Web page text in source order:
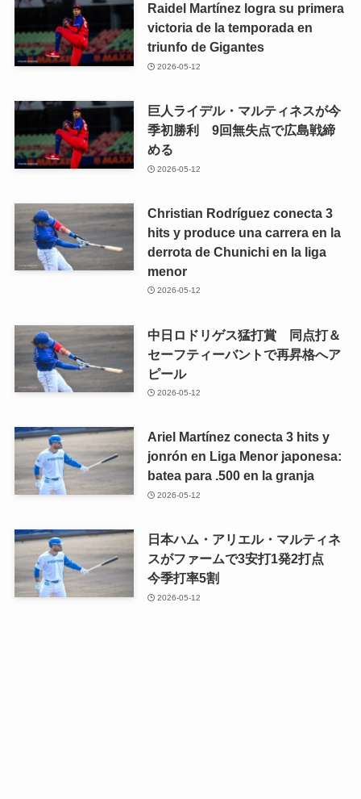
Raidel Martínez logra su primera
victoria de la temporada en
triunfo de Gigantes
2026-05-12
巨人ライデル・マルティネスが今
季初勝利 9回無失点で広島戦締
める
2026-05-12
Christian Rodríguez conecta 3
hits y produce una carrera en la
derrota de Chunichi en la liga
menor
2026-05-12
中日ロドリゲス猛打賞 同点打＆
セーフティーバントで再昇格へア
ピール
2026-05-12
Ariel Martínez conecta 3 hits y
jonrón en Liga Menor japonesa:
batea para .500 en la granja
2026-05-12
日本ハム・アリエル・マルティネ
スがファームで3安打1発2打点
今季打率5割
2026-05-12